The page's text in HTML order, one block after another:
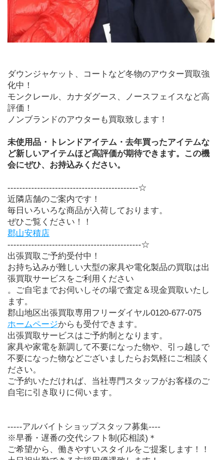
ダウンジャケット、コートなど冬物のアウター買取強
化中！
モンクレール、カナダグース、ノースフェイスなど高
評価！
ノンブランドのアウターも買取致します！
未使用品・トレンドアイテム・去年買ったアイテムな
ど新しいアイテムほど高評価が期待できます。この機
会にぜひ、お持込みください。
--------------------------------------------☆
近隣店舗のご案内です！
毎日いろいろな商品が入荷しております。
ぜひご覧ください！！
郡山安積店
---------------------------------------------☆
出張買取ご予約受付中！
お持ち込みが難しい大型の家具や電化製品の買取は出
張買取サービスをご利用ください
。ご自宅までお伺いしその場で査定＆現金買取いたし
ます。
郡山地区出張買取専用フリーダイヤル0120-677-075
ホームページからも受付できます。
出張買取サービスはご予約制となります。
家具や家電を新調して不要になった物や、引っ越しで
不要になった物などございましたらお気軽にご相談く
ださい。
ご予約いただければ、当社専門スタッフがお客様のご
自宅に引き取りに伺います。
-----アルバイトショップスタッフ募集----
※早番・遅番の交代シフト制(応相談)＊
ご希望から、働きやすいスタイルをご提案します！！